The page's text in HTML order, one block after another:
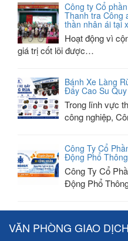
Công ty Cổ
Thanh tra Công
thần nhân ái tại
Hoạt động vì
giá trị cốt lõi được…
Bánh Xe Làng
Đẩy Cao Su
Trong lĩnh vực
công nghiệp,
Công Ty Cổ
Động Phổ Thông
Công Ty Cổ
Động Phổ
VĂN PHÒNG GIAO DỊCH